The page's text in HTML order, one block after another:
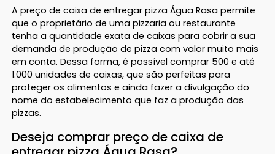
A preço de caixa de entregar pizza Água Rasa permite
que o proprietário de uma pizzaria ou restaurante
tenha a quantidade exata de caixas para cobrir a sua
demanda de produção de pizza com valor muito mais
em conta. Dessa forma, é possível comprar 500 e até
1.000 unidades de caixas, que são perfeitas para
proteger os alimentos e ainda fazer a divulgação do
nome do estabelecimento que faz a produção das
pizzas.
Deseja comprar preço de caixa de